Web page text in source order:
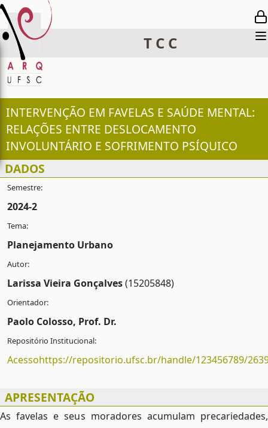
TCC
INTERVENÇÃO EM FAVELAS E SAÚDE MENTAL:
RELAÇÕES ENTRE DESLOCAMENTO
INVOLUNTÁRIO E SOFRIMENTO PSÍQUICO
DADOS
2024-2
Planejamento Urbano
Larissa Vieira Gonçalves(15205848)
Paolo Colosso, Prof. Dr.
Acessohttps://repositorio.ufsc.br/handle/123456789/
APRESENTAÇÃO
As favelas e seus moradores acumulam precariedades,